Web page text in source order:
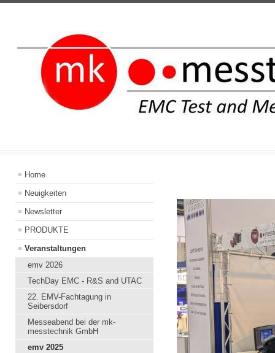
Home
Neuigkeiten
Newsletter
PRODUKTE
Veranstaltungen
emv 2026
TechDay EMC - R&S and UTAC
22. EMV-Fachtagung in
Seibersdorf
Messeabend bei der mk-
messtechnik GmbH
emv 2025